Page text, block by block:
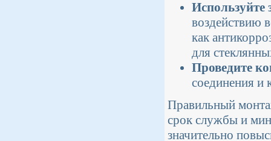
воздействию
как
для
Проведите
соединения и
Правильный
срок службы и
значительно